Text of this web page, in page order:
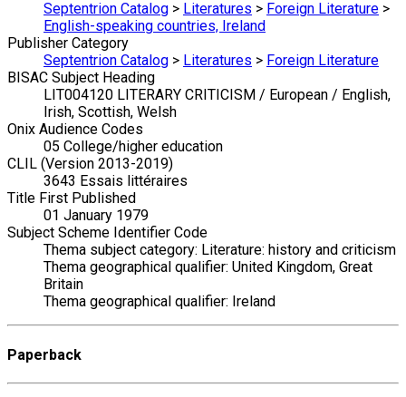
Septentrion Catalog > Literatures > Foreign Literature >
English-speaking countries, Ireland
Publisher Category
Septentrion Catalog > Literatures > Foreign Literature
BISAC Subject Heading
LIT004120 LITERARY CRITICISM / European / English,
Irish, Scottish, Welsh
Onix Audience Codes
05 College/higher education
CLIL (Version 2013-2019)
3643 Essais littéraires
Title First Published
01 January 1979
Subject Scheme Identifier Code
Thema subject category: Literature: history and criticism
Thema geographical qualifier: United Kingdom, Great
Britain
Thema geographical qualifier: Ireland
Paperback